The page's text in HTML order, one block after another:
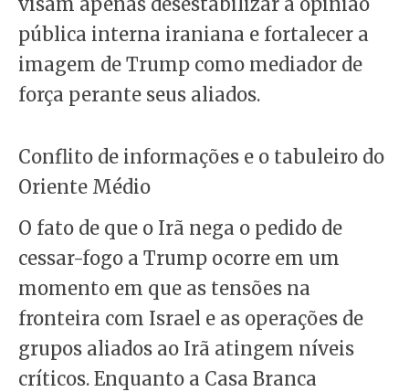
pública interna iraniana e fortalecer a
imagem de Trump como mediador de
força perante seus aliados.
Conflito de informações e o tabuleiro do
Oriente Médio
O fato de que o Irã nega o pedido de
cessar-fogo a Trump ocorre em um
momento em que as tensões na
fronteira com Israel e as operações de
grupos aliados ao Irã atingem níveis
críticos. Enquanto a Casa Branca